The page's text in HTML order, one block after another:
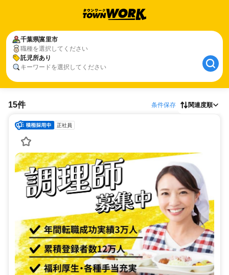
千葉県富里市
職種を選択してください
託児所あり
キーワードを選択してください
15件 条件保存 関連度順
正社員